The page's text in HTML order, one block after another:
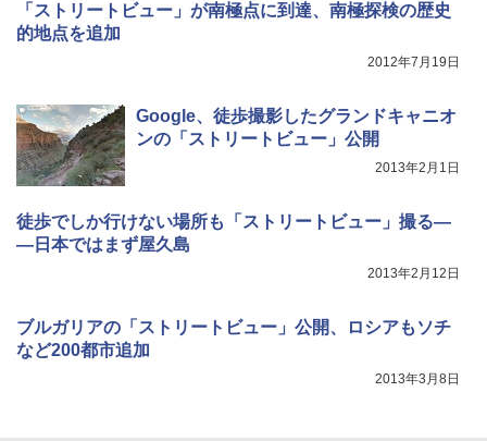
「ストリートビュー」が南極点に到達、南極探検の歴史
的地点を追加
2012年7月19日
Google、徒歩撮影したグランドキャニオ
ンの「ストリートビュー」公開
2013年2月1日
徒歩でしか行けない場所も「ストリートビュー」撮る―
―日本ではまず屋久島
2013年2月12日
ブルガリアの「ストリートビュー」公開、ロシアもソチ
など200都市追加
2013年3月8日